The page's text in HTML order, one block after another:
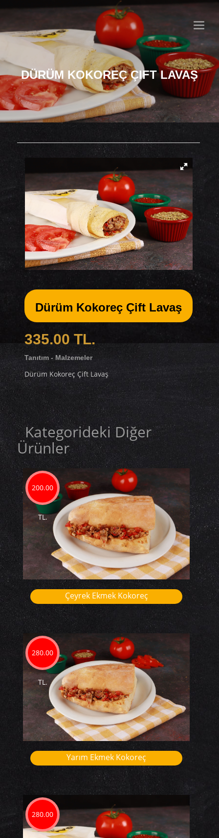
MENU
DÜRÜM KOKOREÇ ÇIFT LAVAŞ
Dürüm Kokoreç Çift Lavaş
335.00 TL.
Tanıtım - Malzemeler
Dürüm Kokoreç Çift Lavaş
Kategorideki Diğer
Ürünler
200.00
TL.
Çeyrek Ekmek Kokoreç
280.00
TL.
Yarım Ekmek Kokoreç
280.00